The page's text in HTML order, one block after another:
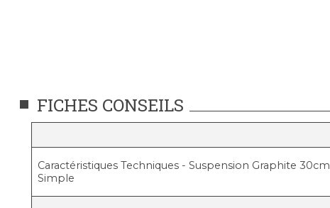
FICHES CONSEILS
Caractéristiques Techniques - Suspension Graphite 30cm
Simple